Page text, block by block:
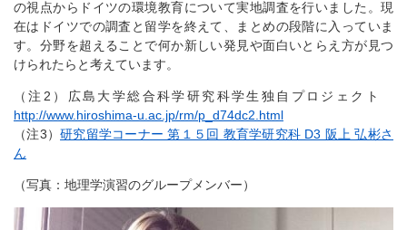
の視点からドイツの環境教育について実地調査を行いました。現
在はドイツでの調査と留学を終えて、まとめの段階に入っていま
す。分野を超えることで何か新しい発見や面白いとらえ方が見つ
けられたらと考えています。
（注2）広島大学総合科学研究科学生独自プロジェクト
http://www.hiroshima-u.ac.jp/rm/p_d74dc2.html
（注3）研究留学コーナー 第１５回 教育学研究科 D3 阪上 弘彬さ
ん
（写真：地理学演習のグループメンバー）